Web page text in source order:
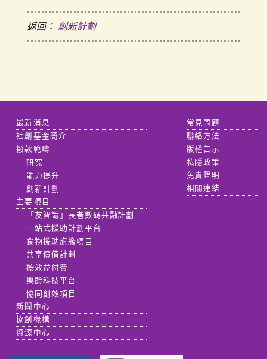
返回： 創新計劃
最新消息
社創基金簡介
撥款範疇
研究
能力提升
創新計劃
主要項目
「友智識」長者數碼共融計劃
一站式援助計劃平台
食物援助旗艦項目
共享價值計劃
按效益付費
樂齡科技平台
協同創效項目
新聞中心
協創機構
資源中心
常見問題
聯絡方法
版權告示
私隱政策
免責聲明
相關連結